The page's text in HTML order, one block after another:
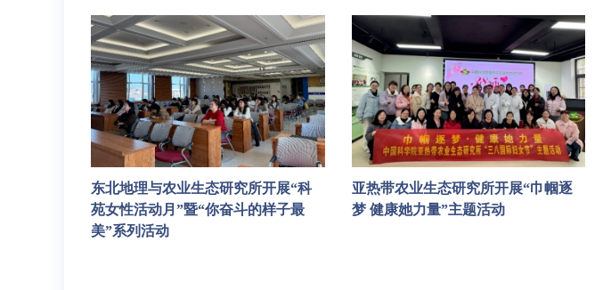
东北地理与农业生态研究所开展“科
苑女性活动月”暨“你奋斗的样子最
美”系列活动
亚热带农业生态研究所开展“巾帼逐
梦 健康她力量”主题活动